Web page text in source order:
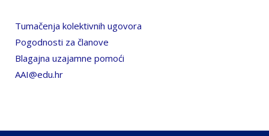
Tumačenja kolektivnih ugovora
Pogodnosti za članove
Blagajna uzajamne pomoći
AAI@edu.hr